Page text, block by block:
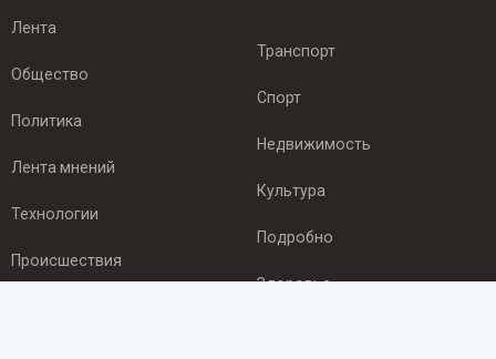
Лента
Общество
Политика
Лента мнений
Технологии
Происшествия
Транспорт
Спорт
Недвижимость
Культура
Подробно
Здоровье